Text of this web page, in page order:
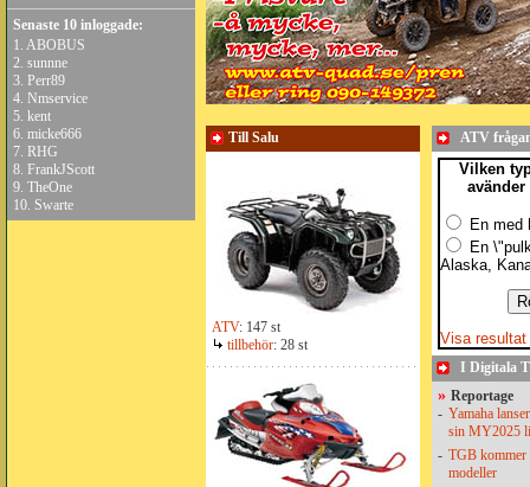
Senaste 10 inloggade:
1. ABOBUS
2. sunnne
3. Perr89
4. Nmservice
5. kent
6. micke666
7. RHG
8. FrankJScott
9. TheOne
10. Swarte
Till Salu
ATV: 147 st
tillbehör: 28 st
ATV
Vilken
En med
En
Alaska,
Visa resultat
I Digitala
» Reportage
- Yamaha
sin MY2025
- TGB kommer
modeller